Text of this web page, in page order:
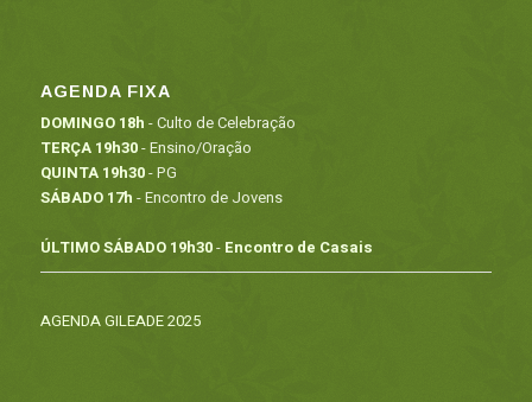
AGENDA FIXA
DOMINGO 18h - Culto de Celebração
TERÇA 19h30- Ensino/Oração
QUINTA 19h30- PG
SÁBADO 17h - Encontro de Jovens
ÚLTIMO SÁBADO 19h30- Encontro de Casais
AGENDA GILEADE 2025